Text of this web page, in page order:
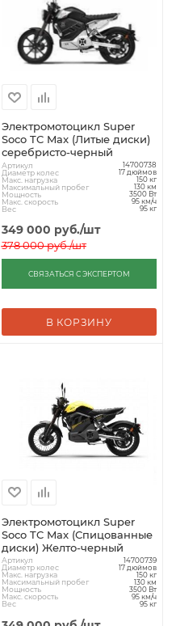
Электромотоцикл Super
Soco TC Max (Литые диски)
серебристо-черный
Артикул 14700738
Диаметр колес 17 дюймов
Макс. нагрузка 150 кг
Максимальный пробег 130 км
Мощность 3500 Вт
Макс. скорость 95 км/ч
Вес 95 кг
349 000 руб./шт
378 000руб./шт
СВЯЗАТЬСЯ С ЭКСПЕРТОМ
В КОРЗИНУ
Электромотоцикл Super
Soco TC Max (Спицованные
диски) Желто-черный
Артикул 14700739
Диаметр колес 17 дюймов
Макс. нагрузка 150 кг
Максимальный пробег 130 км
Мощность 3500 Вт
Макс. скорость 95 км/ч
Вес 95 кг